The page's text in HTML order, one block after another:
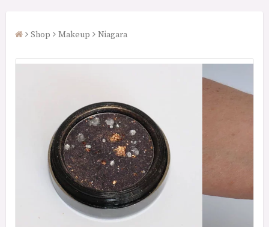
Shop Makeup Niagara